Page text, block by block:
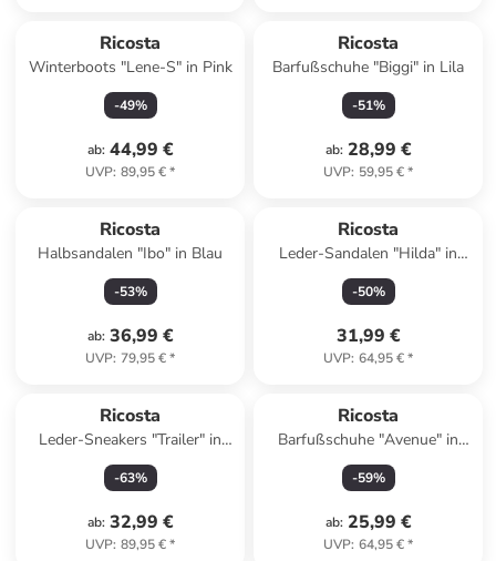
Ricosta
Winterboots "Lene-S" in Pink
-49%
ab: 44,99 €
UVP: 89,95 €*
Ricosta
Barfußschuhe "Biggi" in Lila
-51%
ab: 28,99 €
UVP: 59,95 €*
Ricosta
Halbsandalen "Ibo" in Blau
-53%
ab: 36,99 €
UVP: 79,95 €*
Ricosta
Leder-Sandalen "Hilda" in
Beige
-50%
31,99 €
UVP: 64,95 €*
Ricosta
Leder-Sneakers "Trailer" in
Grau/ Pink
-63%
ab: 32,99 €
UVP: 89,95 €*
Ricosta
Barfußschuhe "Avenue" in
Dunkelblau
-59%
ab: 25,99 €
UVP: 64,95 €*